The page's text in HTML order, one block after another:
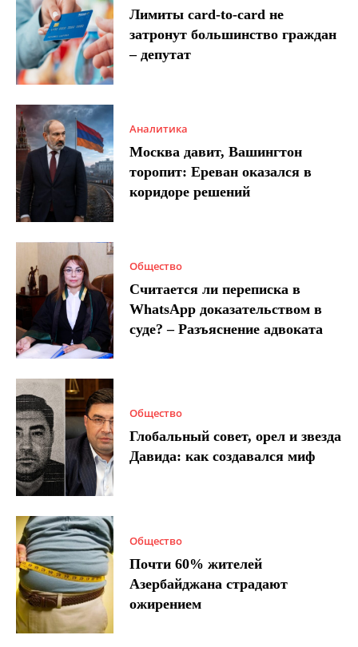
Лимиты card-to-card не
затронут большинство граждан
– депутат
Аналитика
Москва давит, Вашингтон
торопит: Ереван оказался в
коридоре решений
Общество
Считается ли переписка в
WhatsApp доказательством в
суде? – Разъяснение адвоката
Общество
Глобальный совет, орел и звезда
Давида: как создавался миф
Общество
Почти 60% жителей
Азербайджана страдают
ожирением